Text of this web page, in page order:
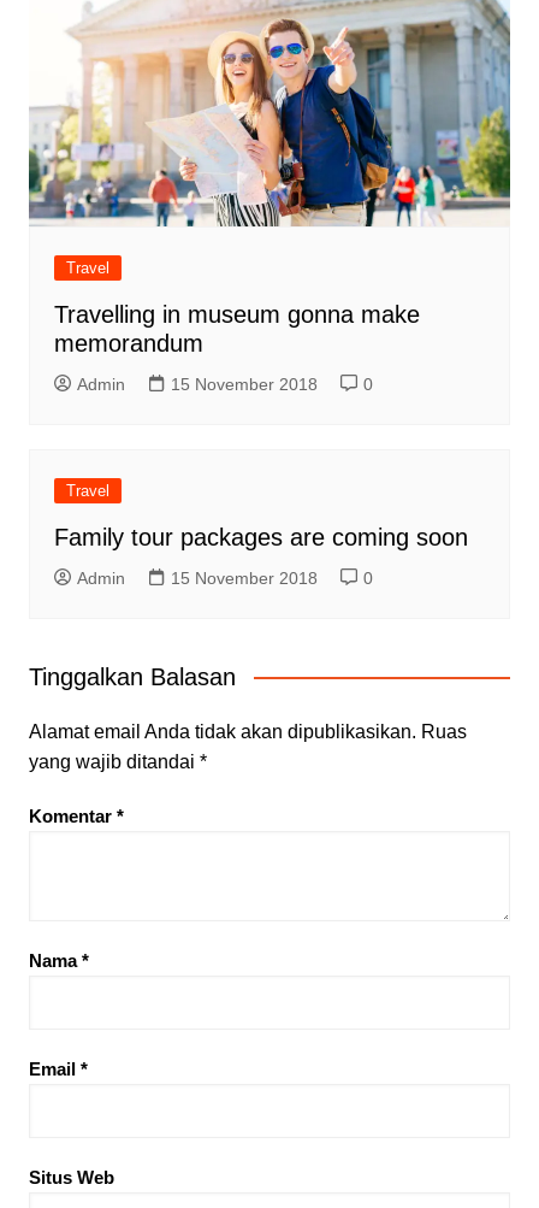
Travel
Travelling in museum gonna make
memorandum
Admin 15 November 2018 0
Travel
Family tour packages are coming soon
Admin 15 November 2018 0
Tinggalkan Balasan
Alamat email Anda tidak akan dipublikasikan. Ruas
yang wajib ditandai *
Komentar *
Nama*
Email *
Situs Web